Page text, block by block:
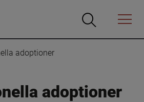
Öppna
Öppna
Menyn
adoptioner
adoptioner